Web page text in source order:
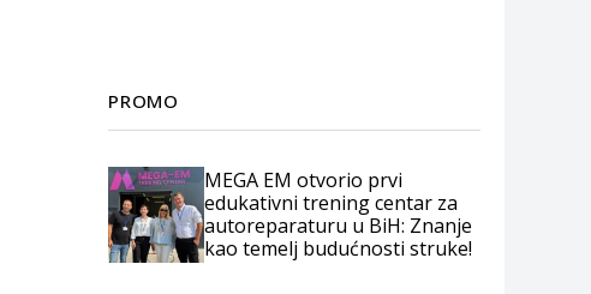
PROMO
MEGA EM otvorio prvi
edukativni trening centar za
autoreparaturu u BiH: Znanje
kao temelj budućnosti struke!